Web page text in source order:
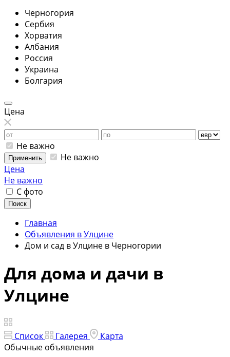
Черногория
Сербия
Хорватия
Албания
Россия
Украина
Болгария
Цена
Не важно
Применить
Не важно
Цена
Не важно
С фото
Поиск
Главная
Объявления в Улцине
Дом и сад в Улцине в Черногории
Для дома и дачи в
Улцине
Список Галерея
Карта
Обычные объявления